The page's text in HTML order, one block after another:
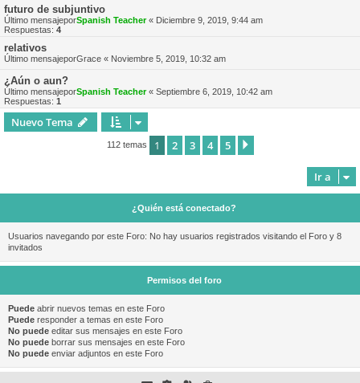
futuro de subjuntivo
Último mensajeporSpanish Teacher« Diciembre 9, 2019, 9:44 am
Respuestas: 4
relativos
Último mensajeporGrace « Noviembre 5, 2019, 10:32 am
¿Aún o aun?
Último mensajeporSpanish Teacher« Septiembre 6, 2019, 10:42 am
Respuestas: 1
Nuevo Tema
112 temas 1 2 3 4 5
Ir a
¿Quién está conectado?
Usuarios navegando por este Foro: No hay usuarios registrados visitando el Foro y 8
invitados
Permisos del foro
Puede abrir nuevos temas en este Foro
Puede responder a temas en este Foro
No puede editar sus mensajes en este Foro
No puede borrar sus mensajes en este Foro
No puede enviar adjuntos en este Foro